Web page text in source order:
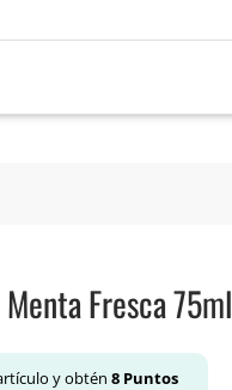
Fresca 75ml
y obtén 8 Puntos